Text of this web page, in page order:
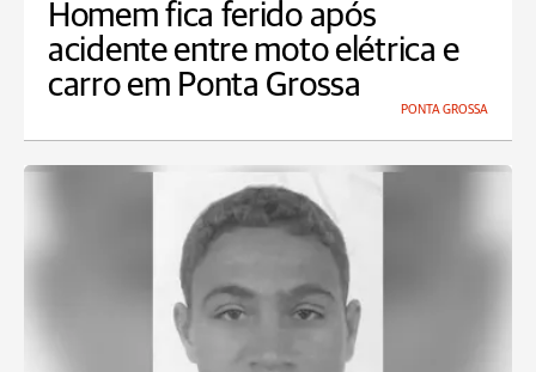
Homem fica ferido após
acidente entre moto elétrica e
carro em Ponta Grossa
PONTA GROSSA